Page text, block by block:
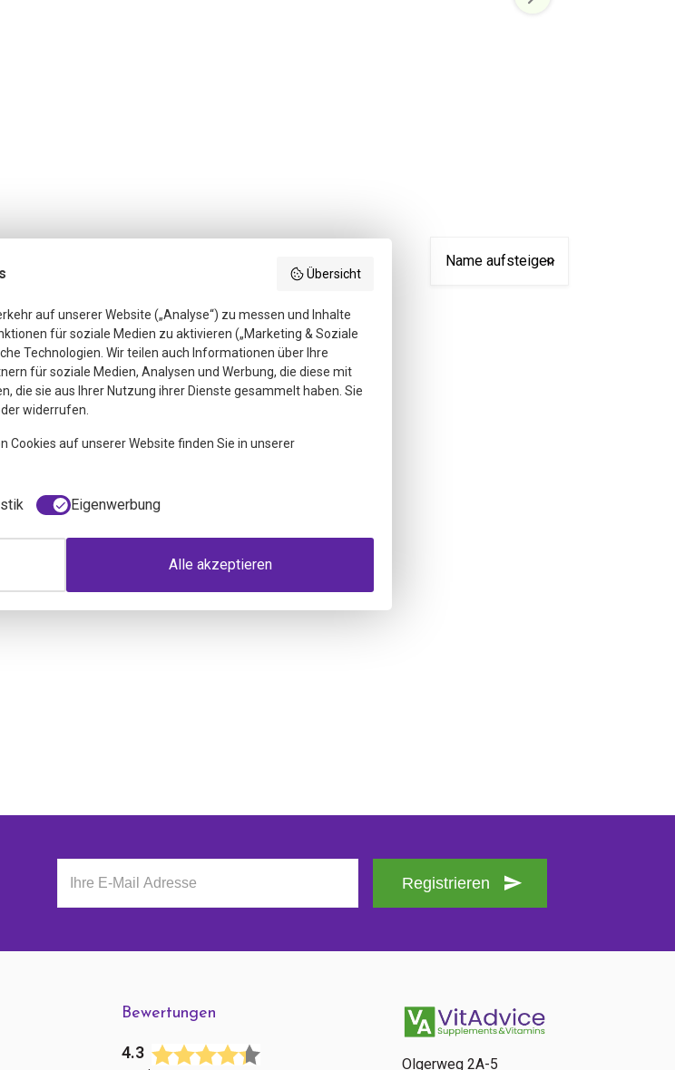
Registrieren
Bewertungen
4.3
Olgerweg 2A-5
Übersicht
auf unserer Website („Analyse“) zu messen und Inhalte
für soziale Medien zu aktivieren („Marketing & Soziale
Technologien. Wir teilen auch Informationen über Ihre
für soziale Medien, Analysen und Werbung, die diese mit
die sie aus Ihrer Nutzung ihrer Dienste gesammelt haben. Sie
widerrufen.
Cookies auf unserer Website finden Sie in unserer
Eigenwerbung
Alle akzeptieren